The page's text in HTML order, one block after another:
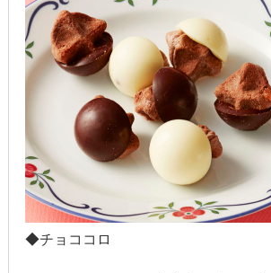
2013年5
2013年4月
2013年3
2013年2月
2013年1月
2012年12
◆チョココロ